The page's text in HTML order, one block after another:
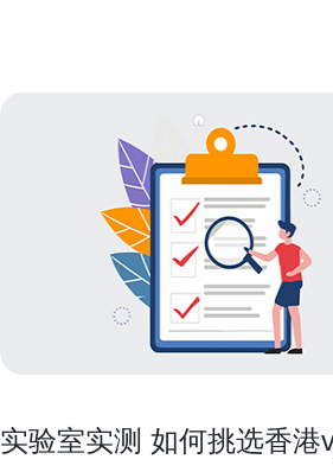
实验室实测 如何挑选香港